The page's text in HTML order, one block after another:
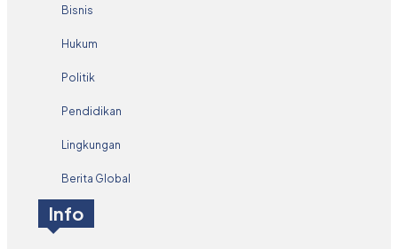
Bisnis
Hukum
Politik
Pendidikan
Lingkungan
Berita Global
Info